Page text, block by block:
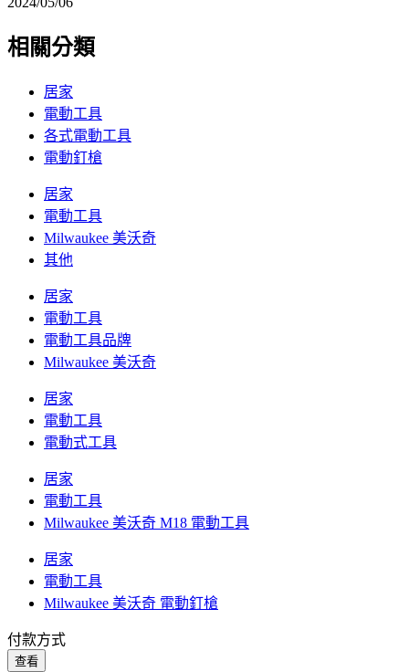
相關分類
居家
電動工具
各式電動工具
電動釘槍
居家
電動工具
Milwaukee 美沃奇
其他
居家
電動工具
電動工具品牌
Milwaukee 美沃奇
居家
電動工具
電動式工具
居家
電動工具
Milwaukee 美沃奇 M18 電動工具
居家
電動工具
Milwaukee 美沃奇 電動釘槍
付款方式
查看